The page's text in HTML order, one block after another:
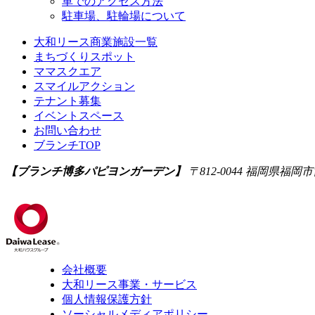
駐車場、駐輪場について
大和リース商業施設一覧
まちづくりスポット
ママスクエア
スマイルアクション
テナント募集
イベントスペース
お問い合わせ
ブランチTOP
【ブランチ博多パピヨンガーデン】 〒812-0044 福岡県福岡
会社概要
大和リース事業・サービス
個人情報保護方針